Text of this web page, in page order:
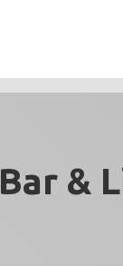
Bar &